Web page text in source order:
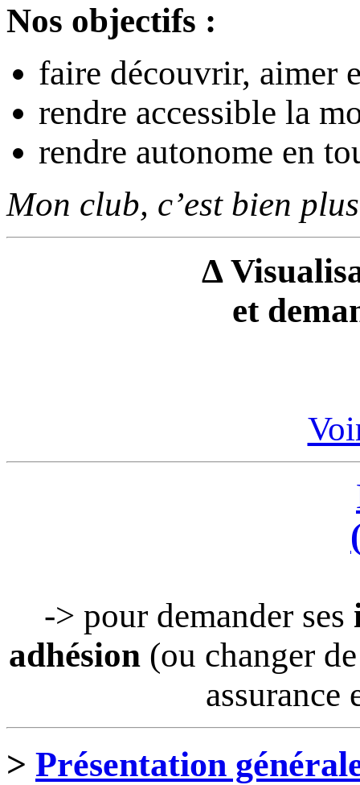
Nos objectifs :
faire découvrir, aimer
rendre accessible la
rendre autonome en
Mon club, c’est bien
Δ
et
-> pour demander ses
adhésion(ou changer
assurance
> Présentation